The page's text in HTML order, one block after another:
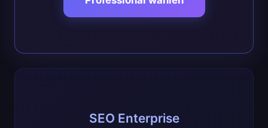
SEO Enterprise